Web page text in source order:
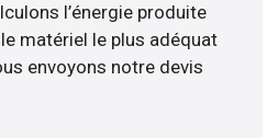
l’énergie produite
matériel le plus adéquat
envoyons notre devis